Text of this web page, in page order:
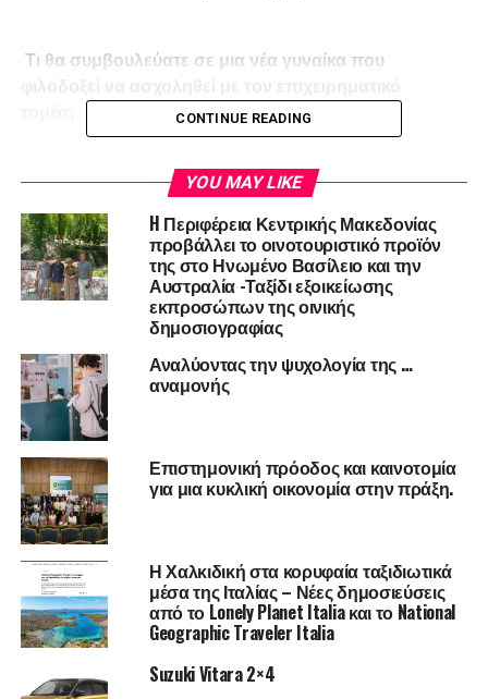
Τι θα συμβουλεύατε σε μια νέα γυναίκα που
να πράττει και με τα πρέπει της. Κανείς δεν μπορεί να της
εγγυηθεί ότι ο δρόμος της θα είναι στρωμένος με
ροδοπέταλα αλλά μέσα από αυτά τα μικρά αγκαθάκια θα
αποκτήσει τη δύναμη να «ανθίσει» και να αναγεννηθεί.
Άλλωστε αν ήταν εύκολο, θα έχανε και τη μαγεία του.
CONTINUE READING
YOU MAY LIKE
H Περιφέρεια Κεντρικής Μακεδονίας
προβάλλει το οινοτουριστικό προϊόν
της στο Ηνωμένο Βασίλειο και την
Αυστραλία -Ταξίδι εξοικείωσης
εκπροσώπων της οινικής
δημοσιογραφίας
Αναλύοντας την ψυχολογία της …
αναμονής
Επιστημονική πρόοδος και καινοτομία
για μια κυκλική οικονομία στην πράξη.
Η Χαλκιδική στα κορυφαία ταξιδιωτικά
μέσα της Ιταλίας – Νέες δημοσιεύσεις
από το Lonely Planet Italia και το National
Geographic Traveler Italia
Suzuki Vitara 2×4